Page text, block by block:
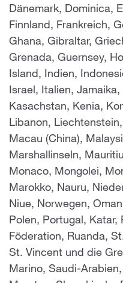
Dänemark, Dominica,
Finnland, Frankreich,
Ghana, Gibraltar,
Grenada, Guernsey,
Island, Indien,
Israel, Italien,
Kasachstan, Kenia,
Libanon,
Macau (China),
Marshallinseln,
Monaco, Mongolei,
Marokko, Nauru,
Niue, Norwegen,
Polen, Portugal, Katar,
Föderation, Ruanda,
St. Vincent und die
Marino, Saudi-